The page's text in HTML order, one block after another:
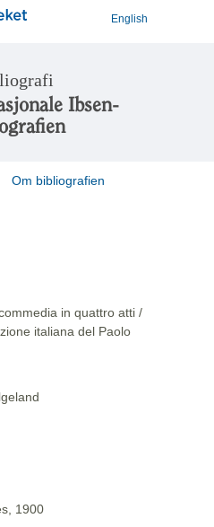
English
Ibsen-
Om bibliografien
in quattro atti /
italiana del Paolo
1900